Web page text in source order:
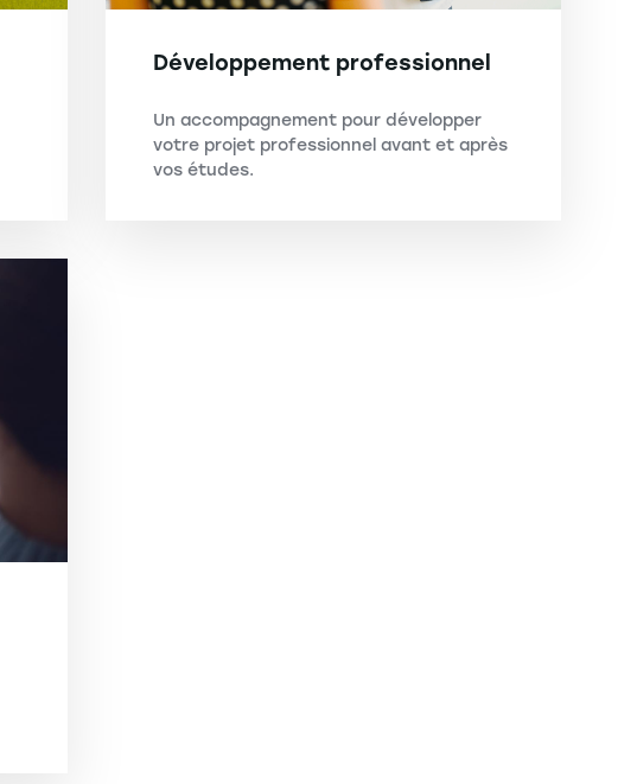
Développement professionnel
Un accompagnement pour développer
votre projet professionnel avant et après
vos études.